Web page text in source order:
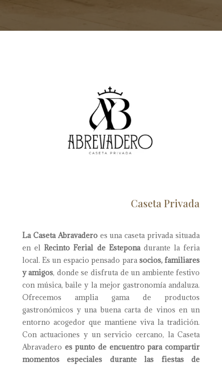
Caseta Privada
La Caseta Abravaderoes una caseta privada situada
en elRecinto Ferial de Esteponadurante la feria
local. Es un espacio pensado para socios, familiares
y amigos, donde se disfruta de un ambiente festivo
con música, baile y la mejor gastronomía andaluza.
Ofrecemos amplia gama de productos
gastronómicos y una buena carta de vinos en un
entorno acogedor que mantiene viva la tradición.
Con actuaciones y un servicio cercano, la Caseta
Abravadero es punto de encuentro para compartir
momentos especiales durante las fiestas de